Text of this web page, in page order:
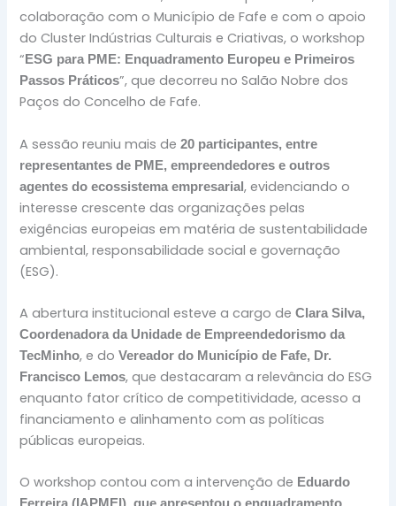
colaboração com o Município de Fafe e com o apoio
do Cluster Indústrias Culturais e Criativas, o workshop
“ ESG para PME: Enquadramento Europeu e Primeiros
Passos Práticos”, que decorreu no Salão Nobre dos
Paços do Concelho de Fafe.
A sessão reuniu mais de20 participantes, entre
representantes de PME, empreendedores e outros
agentes do ecossistema empresarial, evidenciando o
interesse crescente das organizações pelas
exigências europeias em matéria de sustentabilidade
ambiental, responsabilidade social e governação
(ESG).
A abertura institucional esteve a cargo de Clara Silva,
Coordenadora da Unidade de Empreendedorismo da
TecMinho, e doVereador do Município de Fafe, Dr.
Francisco Lemos, que destacaram a relevância do ESG
enquanto fator crítico de competitividade, acesso a
financiamento e alinhamento com as políticas
públicas europeias.
O workshop contou com a intervenção de Eduardo